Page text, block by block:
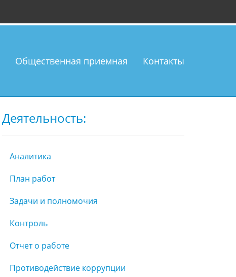
Общественная приемная Контакты
Деятельность:
Аналитика
План работ
Задачи и полномочия
Контроль
Отчет о работе
Противодействие коррупции